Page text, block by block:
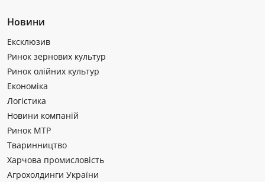
Новини
Ексклюзив
Ринок зернових культур
Ринок олійних культур
Економіка
Логістика
Новини компаній
Ринок МТР
Тваринництво
Харчова промисловість
Агрохолдинги України